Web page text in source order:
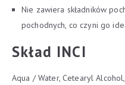
Nie zawiera składników
pochodnych, co czyni go
Skład INCI
Aqua / Water, Cetearyl